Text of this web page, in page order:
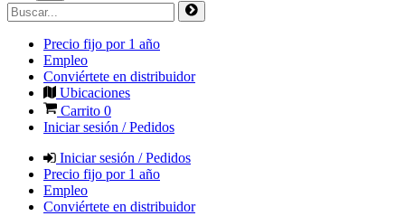
Precio fijo por 1 año
Empleo
Conviértete en distribuidor
Ubicaciones
Carrito 0
Iniciar sesión / Pedidos
Iniciar sesión / Pedidos
Precio fijo por 1 año
Empleo
Conviértete en distribuidor